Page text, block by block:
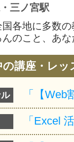
三ノ宮駅
国各地に多数
んのこと、あ
の講座・レッ